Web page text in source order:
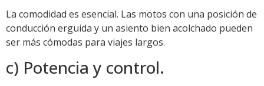
La comodidad es esencial. Las motos con una posición de
conducción erguida y un asiento bien acolchado pueden
ser más cómodas para viajes largos.
c) Potencia y control.